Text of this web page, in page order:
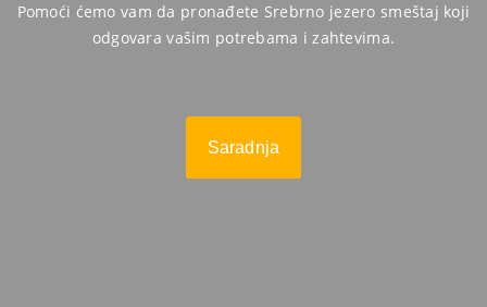
Pomoći ćemo vam da pronađete Srebrno jezero smeštaj koji
odgovara vašim potrebama i zahtevima.
Saradnja